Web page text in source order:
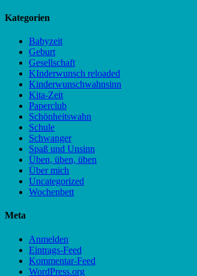
Kategorien
Babyzeit
Geburt
Gesellschaft
KInderwunsch reloaded
Kinderwunschwahnsinn
Kita-Zeit
Paperclub
Schönheitswahn
Schule
Schwanger
Spaß und Unsinn
Üben, üben, üben
Über mich
Uncategorized
Wochenbett
Meta
Anmelden
Eintrags-Feed
Kommentar-Feed
WordPress.org